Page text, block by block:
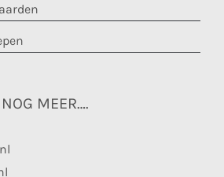
MEER….